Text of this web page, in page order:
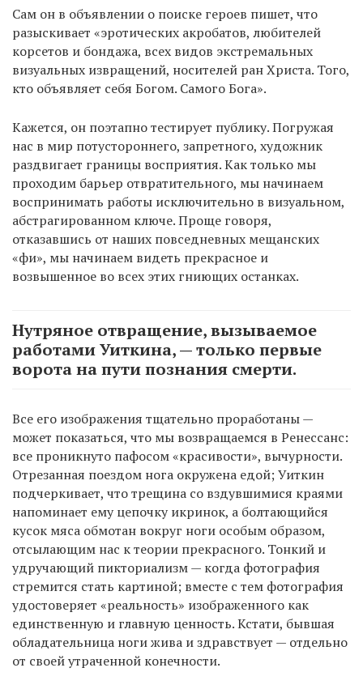
Сам он в объявлении о поиске героев пишет, что
разыскивает «эротических акробатов, любителей
корсетов и бондажа, всех видов экстремальных
визуальных извращений, носителей ран Христа. Того,
кто объявляет себя Богом. Самого Бога».
Кажется, он поэтапно тестирует публику. Погружая
нас в мир потустороннего, запретного, художник
раздвигает границы восприятия. Как только мы
проходим барьер отвратительного, мы начинаем
воспринимать работы исключительно в визуальном,
абстрагированном ключе. Проще говоря,
отказавшись от наших повседневных мещанских
«фи», мы начинаем видеть прекрасное и
возвышенное во всех этих гниющих останках.
Нутряное отвращение, вызываемое
работами Уиткина, — только первые
ворота на пути познания смерти.
Все его изображения тщательно проработаны —
может показаться, что мы возвращаемся в Ренессанс:
все проникнуто пафосом «красивости», вычурности.
Отрезанная поездом нога окружена едой; Уиткин
подчеркивает, что трещина со вздувшимися краями
напоминает ему цепочку икринок, а болтающийся
кусок мяса обмотан вокруг ноги особым образом,
отсылающим нас к теории прекрасного. Тонкий и
удручающий пикториализм — когда фотография
стремится стать картиной; вместе с тем фотография
удостоверяет «реальность» изображенного как
единственную и главную ценность. Кстати, бывшая
обладательница ноги жива и здравствует — отдельно
от своей утраченной конечности.